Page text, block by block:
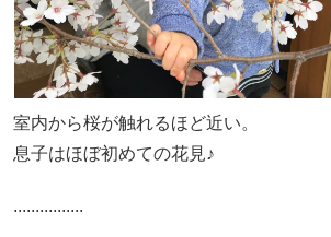
室内から桜が触れるほど近い。
息子はほぼ初めての花見♪
................